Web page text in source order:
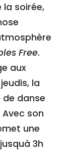
la soirée,
Free.
aux
la
de danse
son
une
3h